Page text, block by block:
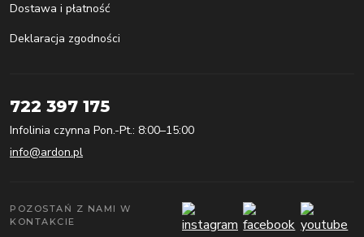
Dostawa i płatność
Deklaracja zgodności
722 397 175
Infolinia czynna Pon.-Pt.: 8:00–15:00
info@ardon.pl
POZOSTAŃ Z NAMI W
KONTAKCIE